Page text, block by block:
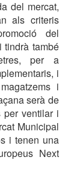
del mercat,
als criteris
del
tindrà també
per a
i
i
serà de
per ventilar i
Municipal
i tenen una
Next